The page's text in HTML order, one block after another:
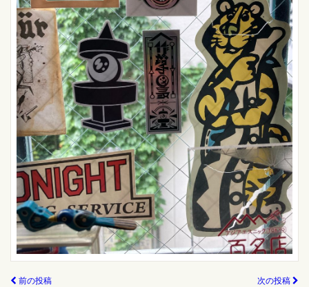
前の投稿 次の投稿